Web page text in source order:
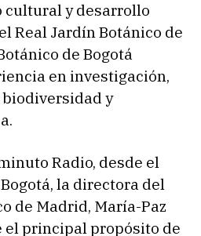
cultural y desarrollo
Real Jardín Botánico de
de Bogotá
en investigación,
y
Radio, desde el
la directora del
de Madrid, María-Paz
el principal propósito de